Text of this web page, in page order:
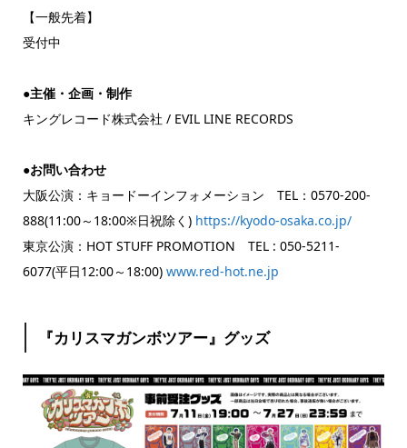
【一般先着】
受付中
●主催・企画・制作
キングレコード株式会社 / EVIL LINE RECORDS
●お問い合わせ
大阪公演：キョードーインフォメーション TEL：0570-200-
888(11:00～18:00※日祝除く) https://kyodo-osaka.co.jp/
東京公演：HOT STUFF PROMOTION TEL : 050-5211-
6077(平日12:00～18:00) www.red-hot.ne.jp
『カリスマガンボツアー』グッズ